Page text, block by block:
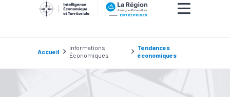
Accueil
Informations
Économiques
Tendances
économiques